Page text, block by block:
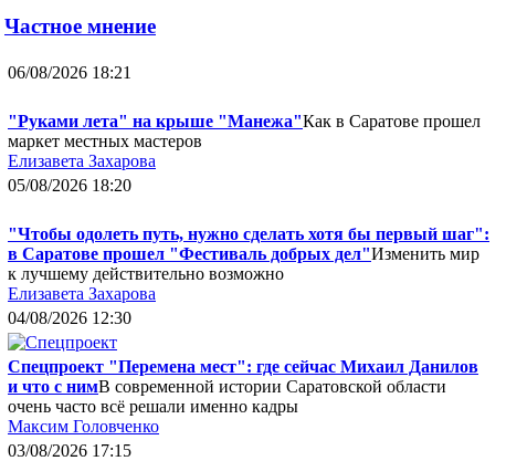
Частное мнение
06/08/2026 18:21
"Руками лета" на крыше "Манежа"Как в Саратове прошел
маркет местных мастеров
Елизавета Захарова
05/08/2026 18:20
"Чтобы одолеть путь, нужно сделать хотя бы первый шаг":
в Саратове прошел "Фестиваль добрых дел"Изменить мир
к лучшему действительно возможно
Елизавета Захарова
04/08/2026 12:30
Спецпроект "Перемена мест": где сейчас Михаил Данилов
и что с нимВ современной истории Саратовской области
очень часто всё решали именно кадры
Максим Головченко
03/08/2026 17:15